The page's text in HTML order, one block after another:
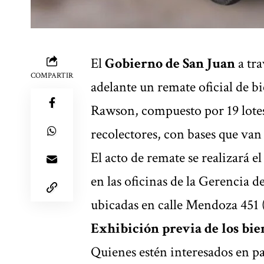
COMPARTIR
ElGobierno de San Juana
adelante un remate oficial de
Rawson, compuesto por 19
recolectores, con bases que
El acto de remate se realizará
en las oficinas de la Gerencia
ubicadas en calle Mendoza
Exhibición previa de los
Quienes estén interesados en